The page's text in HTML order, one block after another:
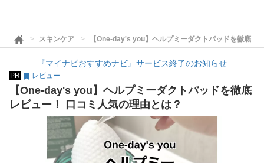
スキンケア 【One-day's you】ヘルプミーダクトパッドを徹底レ
『マイナビおすすめナビ』サービス終了のお知らせ
PR レビュー
【One-day's you】ヘルプミーダクトパッドを徹底
レビュー！ 口コミ人気の理由とは？